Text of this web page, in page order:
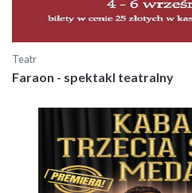
Teatr
Faraon - spektakl teatralny